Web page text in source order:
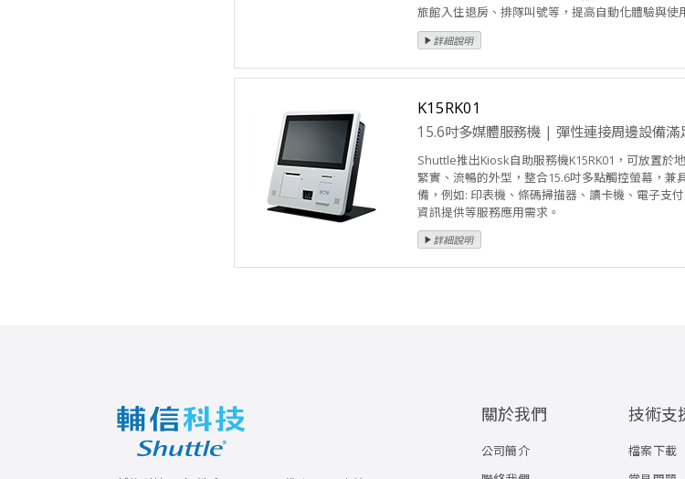
旅館入住退房、排隊叫號等，提高自動化體驗與使
K15RK01
15.6吋多媒體服務機 | 彈性連接周邊設備滿
Shuttle推出Kiosk自助服務機K15RK01，可放置於
緊實、流暢的外型，整合15.6吋多點觸控螢幕，
備，例如: 印表機、條碼掃描器、讀卡機、電子支
資訊提供等服務應用需求。
關於我們
公司簡介
技術支
檔案下載